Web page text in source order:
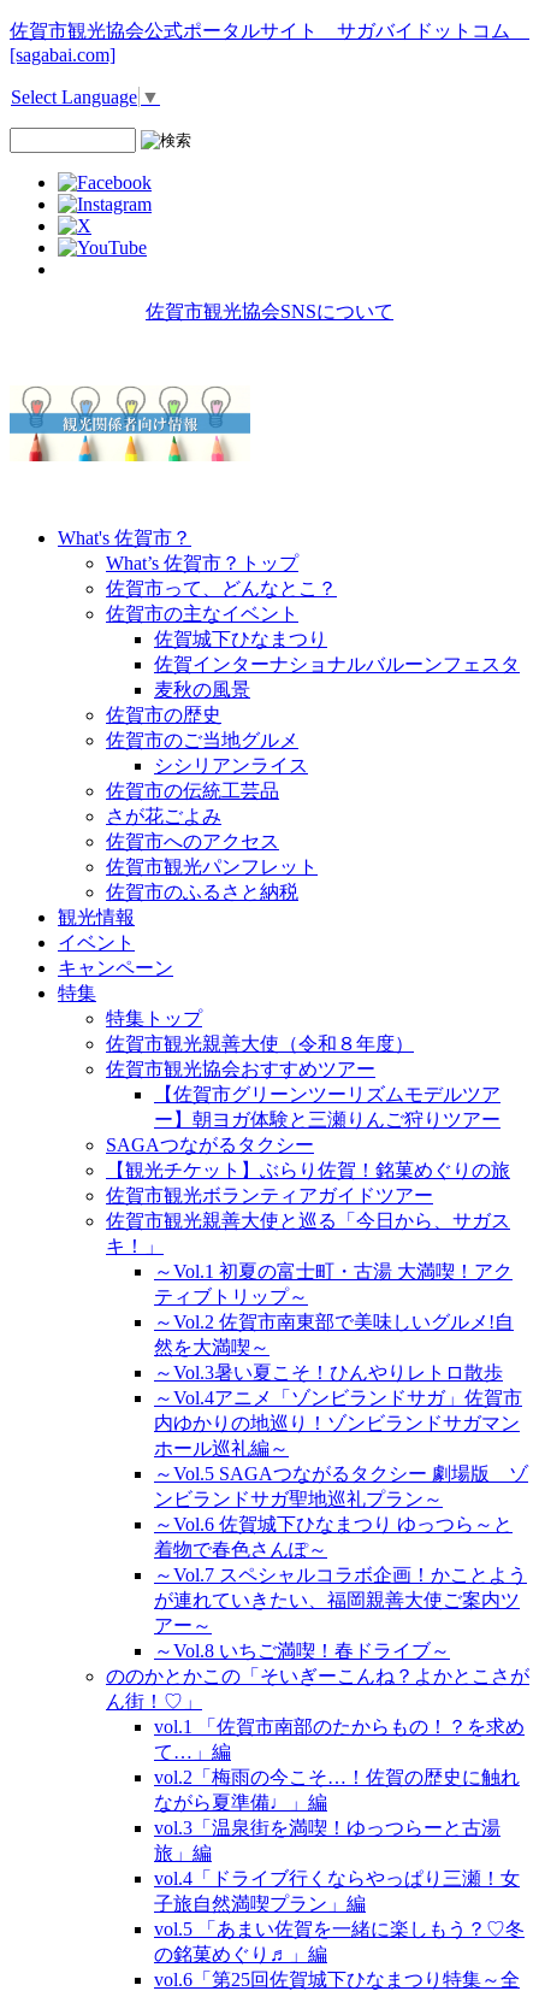
佐賀市観光協会公式ポータルサイト サガバイドットコム
[sagabai.com]
Select Language ▼
佐賀市観光協会SNSについて
What's 佐賀市？
What’s 佐賀市？トップ
佐賀市って、どんなとこ？
佐賀市の主なイベント
佐賀城下ひなまつり
佐賀インターナショナルバルーンフェスタ
麦秋の風景
佐賀市の歴史
佐賀市のご当地グルメ
シシリアンライス
佐賀市の伝統工芸品
さが花ごよみ
佐賀市へのアクセス
佐賀市観光パンフレット
佐賀市のふるさと納税
観光情報
イベント
キャンペーン
特集
特集トップ
佐賀市観光親善大使（令和８年度）
佐賀市観光協会おすすめツアー
【佐賀市グリーンツーリズムモデルツア
ー】朝ヨガ体験と三瀬りんご狩りツアー
SAGAつながるタクシー
【観光チケット】ぶらり佐賀！銘菓めぐりの旅
佐賀市観光ボランティアガイドツアー
佐賀市観光親善大使と巡る「今日から、サガス
キ！」
～Vol.1 初夏の富士町・古湯 大満喫！アク
ティブトリップ～
～Vol.2 佐賀市南東部で美味しいグルメ!自
然を大満喫～
～Vol.3暑い夏こそ！ひんやりレトロ散歩
～Vol.4アニメ「ゾンビランドサガ」佐賀市
内ゆかりの地巡り！ゾンビランドサガマン
ホール巡礼編～
～Vol.5 SAGAつながるタクシー 劇場版 ゾ
ンビランドサガ聖地巡礼プラン～
～Vol.6 佐賀城下ひなまつり ゆっつら～と
着物で春色さんぽ～
～Vol.7 スペシャルコラボ企画！かことよう
が連れていきたい、福岡親善大使ご案内ツ
アー～
～Vol.8 いちご満喫！春ドライブ～
ののかとかこの「そいぎーこんね？よかとこさが
ん街！♡」
vol.1 「佐賀市南部のたからもの！？を求め
て…」編
vol.2「梅雨の今こそ…！佐賀の歴史に触れ
ながら夏準備♩」編
vol.3「温泉街を満喫！ゆっつらーと古湯
旅」編
vol.4「ドライブ行くならやっぱり三瀬！女
子旅自然満喫プラン」編
vol.5 「あまい佐賀を一緒に楽しもう？♡冬
の銘菓めぐり♬」編
vol.6「第25回佐賀城下ひなまつり特集～全